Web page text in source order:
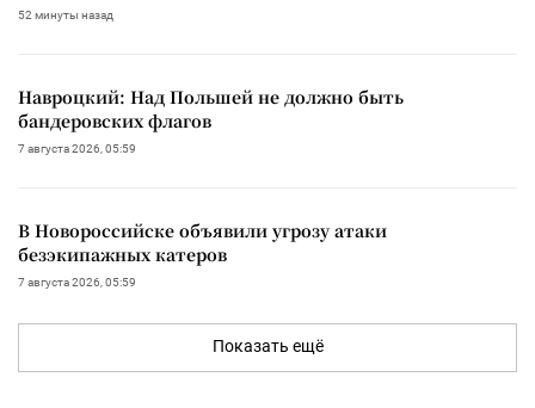
52 минуты назад
Навроцкий: Над Польшей не должно быть
бандеровских флагов
7 августа 2026, 05:59
В Новороссийске объявили угрозу атаки
безэкипажных катеров
7 августа 2026, 05:59
Показать ещё